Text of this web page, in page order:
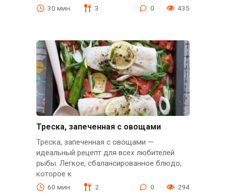
30 мин. 3 0 435
Треска, запеченная с овощами
Треска, запеченная с овощами —
идеальный рецепт для всех любителей
рыбы. Легкое, сбалансированное блюдо,
которое к
60 мин. 2 0 294